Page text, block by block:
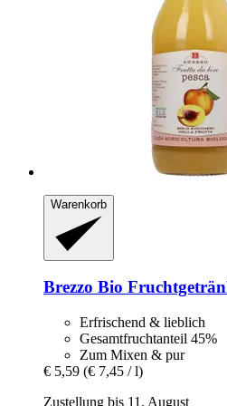
Warenkorb
Brezzo Bio
Erfrischend & lieblich
Gesamtfruchtanteil 45%
Zum Mixen & pur
€ 5,59 (€ 7,45 / l)
Zustellung bis 11. August